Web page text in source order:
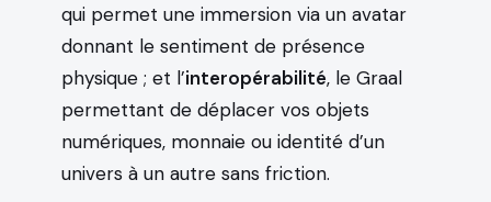
qui permet une immersion via un avatar
donnant le sentiment de présence
physique ; et l’interopérabilité, le Graal
permettant de déplacer vos objets
numériques, monnaie ou identité d’un
univers à un autre sans friction.